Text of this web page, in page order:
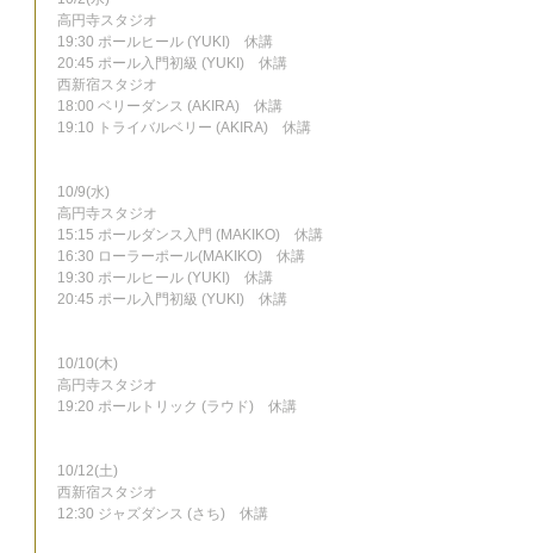
高円寺スタジオ
19:30 ポールヒール (YUKI)　休講
20:45 ポール入門初級 (YUKI)　休講
西新宿スタジオ
18:00 ベリーダンス (AKIRA)　休講
19:10 トライバルベリー (AKIRA)　休講
10/9(水)
高円寺スタジオ
15:15 ポールダンス入門 (MAKIKO)　休講
16:30 ローラーポール(MAKIKO)　休講
19:30 ポールヒール (YUKI)　休講
20:45 ポール入門初級 (YUKI)　休講
10/10(木)
高円寺スタジオ
19:20 ポールトリック (ラウド)　休講
10/12(土)
西新宿スタジオ
12:30 ジャズダンス (さち)　休講